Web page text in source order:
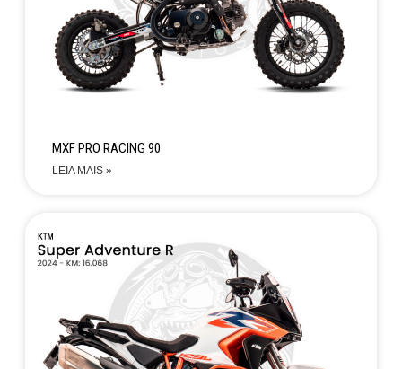
MXF PRO RACING 90
LEIA MAIS »